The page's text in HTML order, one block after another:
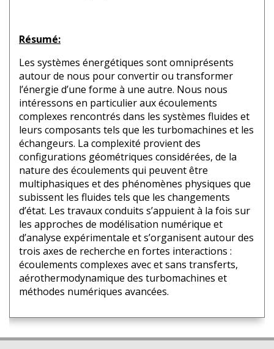
Résumé:
Les systèmes énergétiques sont omniprésents
autour de nous pour convertir ou transformer
l’énergie d’une forme à une autre. Nous nous
intéressons en particulier aux écoulements
complexes rencontrés dans les systèmes fluides et
leurs composants tels que les turbomachines et les
échangeurs. La complexité provient des
configurations géométriques considérées, de la
nature des écoulements qui peuvent être
multiphasiques et des phénomènes physiques que
subissent les fluides tels que les changements
d’état. Les travaux conduits s’appuient à la fois sur
les approches de modélisation numérique et
d’analyse expérimentale et s’organisent autour des
trois axes de recherche en fortes interactions :
écoulements complexes avec et sans transferts,
aérothermodynamique des turbomachines et
méthodes numériques avancées.